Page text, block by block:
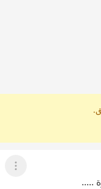
عرض
.....